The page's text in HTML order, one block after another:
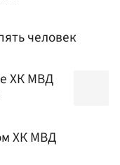
человек
ХК МВД
ХК МВД